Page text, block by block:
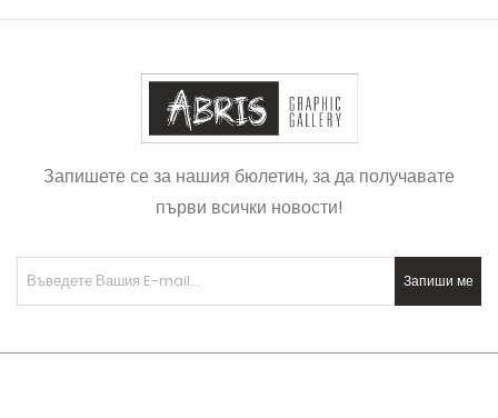
Запишете се за нашия бюлетин, за да получавате
първи всички новости!
Запиши ме